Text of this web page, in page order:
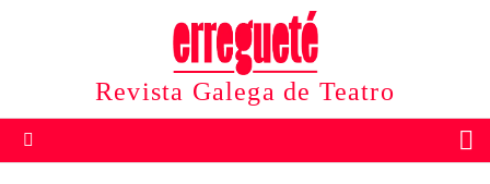
Revista Galega de Teatro